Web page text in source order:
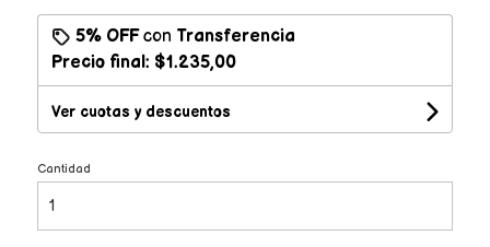
5% OFFcon Transferencia
Precio final: $1.235,00
Ver cuotas y descuentos
Cantidad